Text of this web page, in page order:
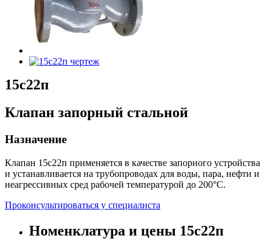
15с22п
Клапан запорный стальной
Назначение
Клапан 15с22п применяется в качестве запорного устройства
и устанавливается на трубопроводах для воды, пара, нефти и
неагрессивных сред рабочей температурой до 200°С.
Проконсультироваться у специалиста
Номенклатура и цены 15с22п